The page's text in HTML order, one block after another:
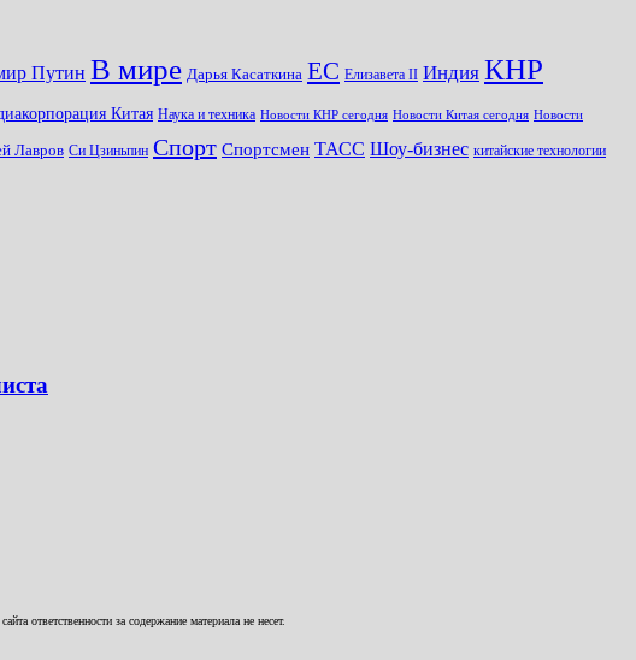
Путин В мире Дарья Касаткина ЕС Елизавета II Индия КНР
Китая Наука и техника Новости КНР сегодня Новости Китая сегодня Новости
Лавров Си Цзиньпин Спорт Спортсмен ТАСС Шоу-бизнес китайские технологии
ответственности за содержание материала не несет.